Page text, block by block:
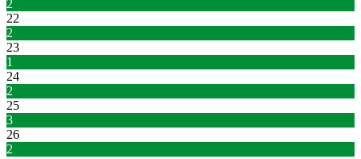
2
22
2
23
1
24
2
25
3
26
2